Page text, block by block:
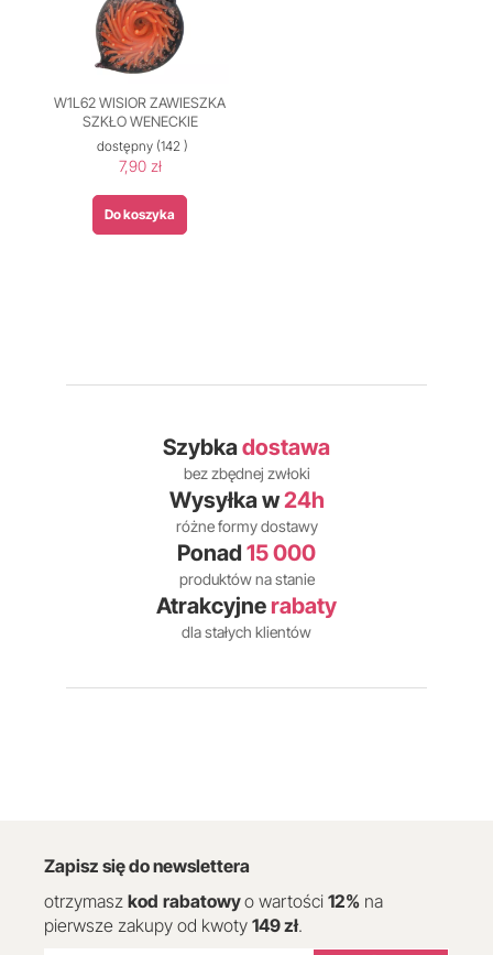
W1L62 WISIOR ZAWIESZKA
SZKŁO WENECKIE
dostępny (142 )
7,90 zł
Do koszyka
Szybkadostawa
bez zbędnej zwłoki
Wysyłka w24h
różne formy dostawy
Ponad 15 000
produktów na stanie
Atrakcyjne rabaty
dla stałych klientów
Zapisz się do newslettera
otrzymasz kod rabatowyo wartości 12% na
pierwsze zakupy od kwoty 149 zł.